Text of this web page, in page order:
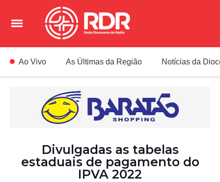
Ao Vivo As Últimas da Região Notícias da
Divulgadas as tabelas
estaduais de pagamento do
IPVA 2022